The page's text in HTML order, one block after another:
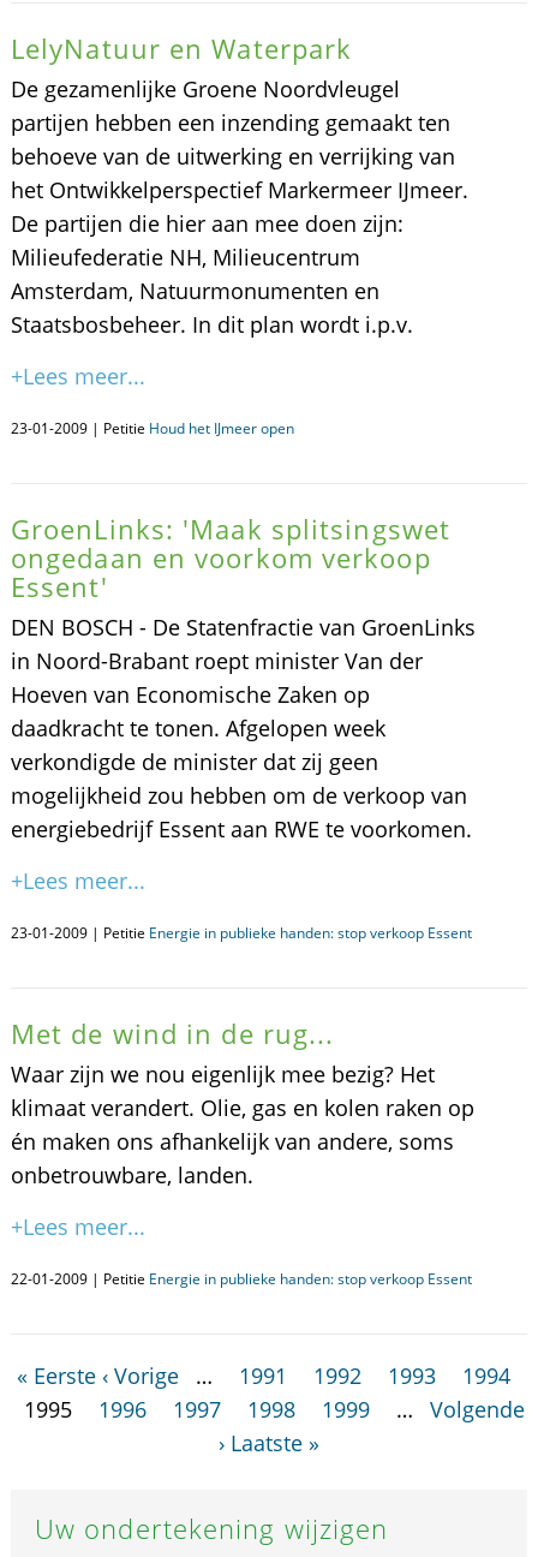
LelyNatuur en Waterpark
De gezamenlijke Groene Noordvleugel
partijen hebben een inzending gemaakt ten
behoeve van de uitwerking en verrijking van
het Ontwikkelperspectief Markermeer IJmeer.
De partijen die hier aan mee doen zijn:
Milieufederatie NH, Milieucentrum
Amsterdam, Natuurmonumenten en
Staatsbosbeheer. In dit plan wordt i.p.v.
+Lees meer...
23-01-2009 | Petitie Houd het IJmeer open
GroenLinks: 'Maak splitsingswet
ongedaan en voorkom verkoop
Essent'
DEN BOSCH - De Statenfractie van GroenLinks
in Noord-Brabant roept minister Van der
Hoeven van Economische Zaken op
daadkracht te tonen. Afgelopen week
verkondigde de minister dat zij geen
mogelijkheid zou hebben om de verkoop van
energiebedrijf Essent aan RWE te voorkomen.
+Lees meer...
23-01-2009 | Petitie Energie in publieke handen: stop verkoop Essent
Met de wind in de rug...
Waar zijn we nou eigenlijk mee bezig? Het
klimaat verandert. Olie, gas en kolen raken op
én maken ons afhankelijk van andere, soms
onbetrouwbare, landen.
+Lees meer...
22-01-2009 | Petitie Energie in publieke handen: stop verkoop Essent
« Eerste ‹ Vorige … 1991 1992 1993
1994
1995
1996 1997 1998 1999 …
Volgende
› Laatste »
Uw ondertekening wijzigen